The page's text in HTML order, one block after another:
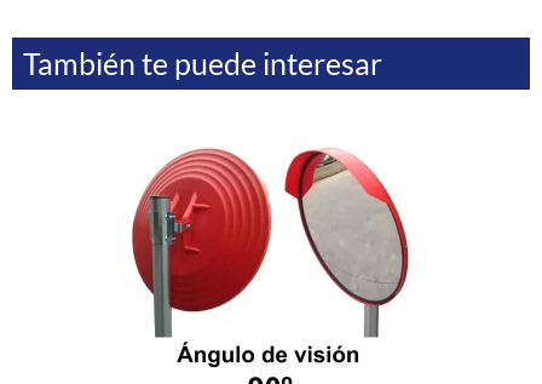
También te puede interesar